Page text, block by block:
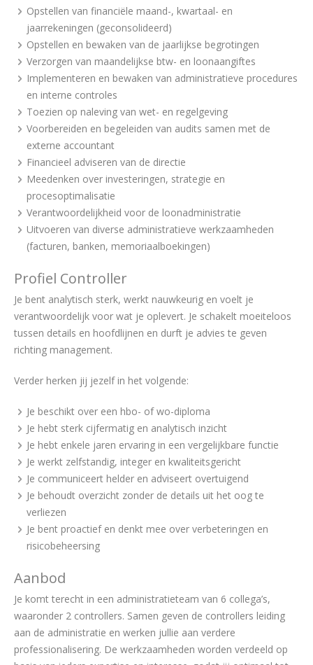
Opstellen van financiële maand-, kwartaal- en
jaarrekeningen (geconsolideerd)
Opstellen en bewaken van de jaarlijkse begrotingen
Verzorgen van maandelijkse btw- en loonaangiftes
Implementeren en bewaken van administratieve procedures
en interne controles
Toezien op naleving van wet- en regelgeving
Voorbereiden en begeleiden van audits samen met de
externe accountant
Financieel adviseren van de directie
Meedenken over investeringen, strategie en
procesoptimalisatie
Verantwoordelijkheid voor de loonadministratie
Uitvoeren van diverse administratieve werkzaamheden
(facturen, banken, memoriaalboekingen)
Profiel Controller
Je bent analytisch sterk, werkt nauwkeurig en voelt je
verantwoordelijk voor wat je oplevert. Je schakelt moeiteloos
tussen details en hoofdlijnen en durft je advies te geven
richting management.
Verder herken jij jezelf in het volgende:
Je beschikt over een hbo- of wo-diploma
Je hebt sterk cijfermatig en analytisch inzicht
Je hebt enkele jaren ervaring in een vergelijkbare functie
Je werkt zelfstandig, integer en kwaliteitsgericht
Je communiceert helder en adviseert overtuigend
Je behoudt overzicht zonder de details uit het oog te
verliezen
Je bent proactief en denkt mee over verbeteringen en
risicobeheersing
Aanbod
Je komt terecht in een administratieteam van 6 collega’s,
waaronder 2 controllers. Samen geven de controllers leiding
aan de administratie en werken jullie aan verdere
professionalisering. De werkzaamheden worden verdeeld op